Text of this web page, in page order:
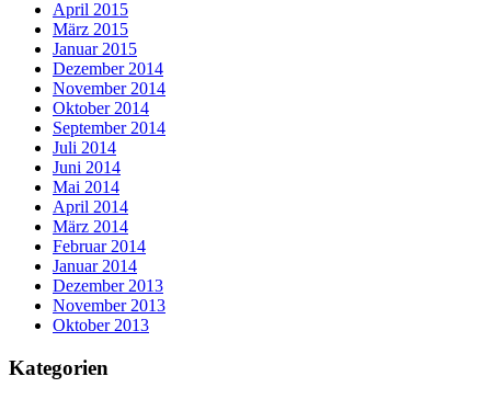
April 2015
März 2015
Januar 2015
Dezember 2014
November 2014
Oktober 2014
September 2014
Juli 2014
Juni 2014
Mai 2014
April 2014
März 2014
Februar 2014
Januar 2014
Dezember 2013
November 2013
Oktober 2013
Kategorien